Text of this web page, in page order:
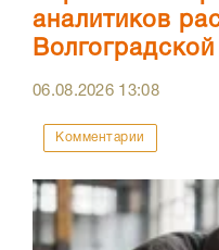
аналитиков
06.08.2026 13:08
Комментарии